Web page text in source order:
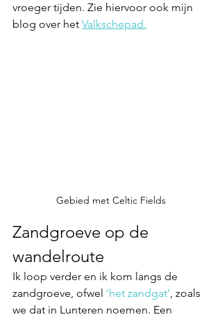
vroeger tijden. Zie hiervoor ook mijn
blog over het Valkschepad.
Gebied met Celtic Fields
Zandgroeve op de
wandelroute
Ik loop verder en ik kom langs de
zandgroeve, ofwel ‘het zandgat’, zoals
we dat in Lunteren noemen. Een